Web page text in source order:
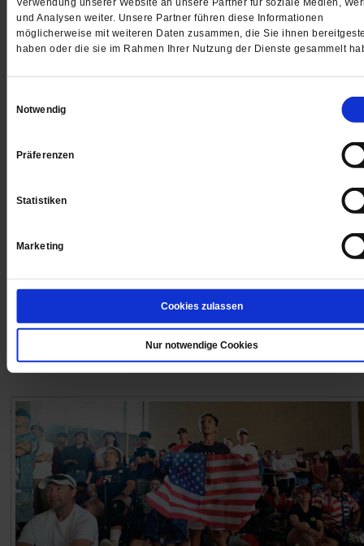
Verwendung unserer Website an unsere Partner für soziale Medien,
und Analysen weiter. Unsere Partner führen diese Informationen
möglicherweise mit weiteren Daten zusammen, die Sie ihnen
haben oder die sie im Rahmen Ihrer Nutzung der Dienste gesammelt
Notwendig
Präferenzen
Statistiken
Marketing
Cookies zulassen
Nur notwendige Cookies
In der Kirche gestrandet
St. Gertrud in Köln. Die monumentale Skulptur von Gil
Shachar entstand nach dem Abdruck eines echten
und brauchte von der ersten Idee bis zur Fertigstellung
vonDaniela Ordowski